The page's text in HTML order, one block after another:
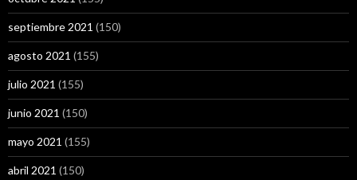
septiembre 2021 (150)
agosto 2021 (155)
julio 2021 (155)
junio 2021 (150)
mayo 2021 (155)
abril 2021 (150)